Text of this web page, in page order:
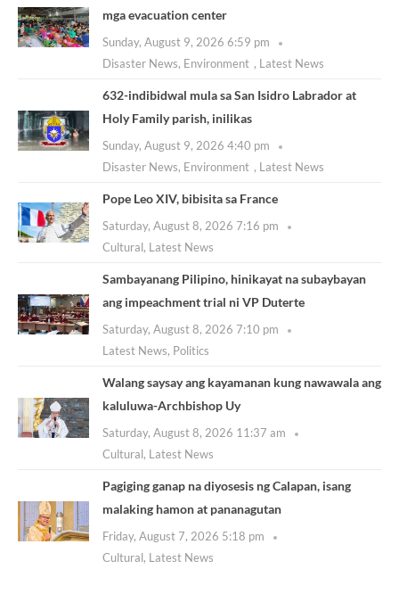
mga evacuation center
Sunday, August 9, 2026 6:59 pm
Disaster News, Environment , Latest News
632-indibidwal mula sa San Isidro Labrador at
Holy Family parish, inilikas
Sunday, August 9, 2026 4:40 pm
Disaster News, Environment , Latest News
Pope Leo XIV, bibisita sa France
Saturday, August 8, 2026 7:16 pm
Cultural, Latest News
Sambayanang Pilipino, hinikayat na subaybayan
ang impeachment trial ni VP Duterte
Saturday, August 8, 2026 7:10 pm
Latest News, Politics
Walang saysay ang kayamanan kung nawawala ang
kaluluwa-Archbishop Uy
Saturday, August 8, 2026 11:37 am
Cultural, Latest News
Pagiging ganap na diyosesis ng Calapan, isang
malaking hamon at pananagutan
Friday, August 7, 2026 5:18 pm
Cultural, Latest News